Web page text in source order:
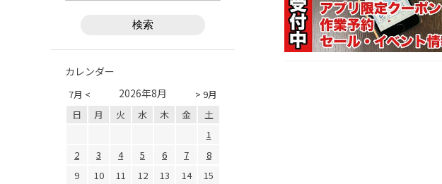
カレンダー
7月 < > 9月
2026年8月
日 月 火 水 木 金
土
1
2
3 4 5 6 7
8
9
10 11 12 13 14
15